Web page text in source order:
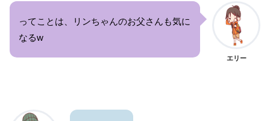
ってことは、リンちゃんのお父さんも気に
なるw
エリー